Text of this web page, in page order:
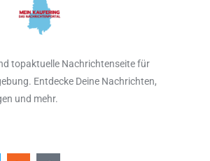
topaktuelle Nachrichtenseite für
Entdecke Deine Nachrichten,
und mehr.